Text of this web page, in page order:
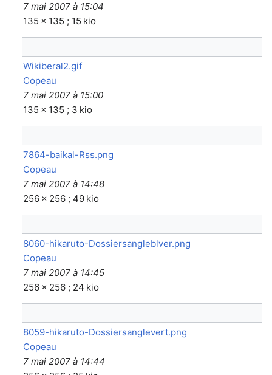
7 mai 2007 à 15:04
135 × 135 ; 15 kio
Wikiberal2.gif
Copeau
7 mai 2007 à 15:00
135 × 135 ; 3 kio
7864-baikal-Rss.png
Copeau
7 mai 2007 à 14:48
256 × 256 ; 49 kio
8060-hikaruto-Dossiersangleblver.png
Copeau
7 mai 2007 à 14:45
256 × 256 ; 24 kio
8059-hikaruto-Dossiersanglevert.png
Copeau
7 mai 2007 à 14:44